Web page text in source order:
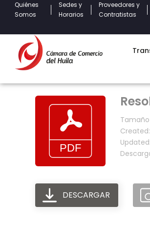
Quiénes
Somos
Sedes y
Horarios
Proveedores y
Contratistas
Tamaño
DESCARGAR